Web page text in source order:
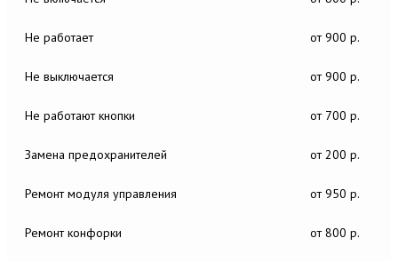
Не работает от 900 р.
Не выключается от 900 р.
Не работают кнопки от 700 р.
Замена предохранителей от 200 р.
Ремонт модуля управления от 950 р.
Ремонт конфорки от 800 р.